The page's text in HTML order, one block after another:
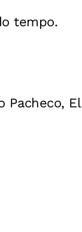
tempo.
Pacheco,